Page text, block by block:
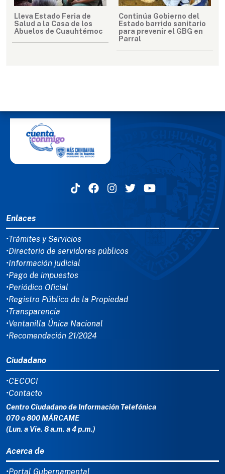
Lleva Estado Feria de
Salud a la Casa de los
Abuelos de Cuauhtémoc
Continúa Gobierno del
Estado barrido sanitario
para prevenir el GBG en
Parral
Enlaces
•Trámites y Servicios
•Directorio de servidores públicos
•Información judicial
•Pago de impuestos
•Periódico Oficial
•Registro Público de la Propiedad
•Transparencia
•Ventanilla Única Nacional
•Recomendación 21/2024
Ciudadano
•CECOCI
•Contacto
Centro Ciudadano de Información Telefónica
070 o 800 MÁRCAME
(Lun. a Vie. 8 a.m. a 4 p.m.)
Acerca de
•Portal Gubernamental